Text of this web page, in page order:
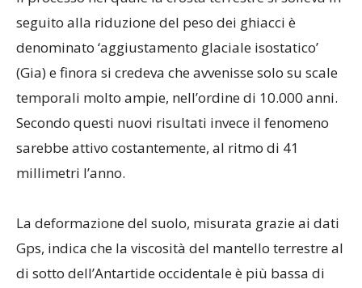
seguito alla riduzione del peso dei ghiacci è
denominato ‘aggiustamento glaciale isostatico’
(Gia) e finora si credeva che avvenisse solo su scale
temporali molto ampie, nell’ordine di 10.000 anni.
Secondo questi nuovi risultati invece il fenomeno
sarebbe attivo costantemente, al ritmo di 41
millimetri l’anno.
La deformazione del suolo, misurata grazie ai dati
Gps, indica che la viscosità del mantello terrestre al
di sotto dell’Antartide occidentale è più bassa di